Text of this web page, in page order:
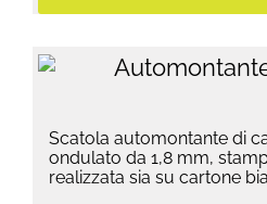
Scatola automontante di
ondulato da 1,8 mm,
realizzata sia su cartone